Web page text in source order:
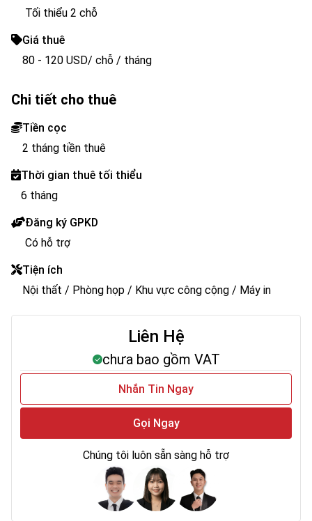
Tối thiểu 2 chỗ
Giá thuê
80 - 120 USD/ chỗ / tháng
Chi tiết cho thuê
Tiền cọc
2 tháng tiền thuê
Thời gian thuê tối thiểu
6 tháng
Đăng ký GPKD
Có hỗ trợ
Tiện ích
Nội thất / Phòng họp / Khu vực công cộng / Máy in
Liên Hệ
chưa bao gồm VAT
Nhắn Tin Ngay
Gọi Ngay
Chúng tôi luôn sẵn sàng hỗ trợ